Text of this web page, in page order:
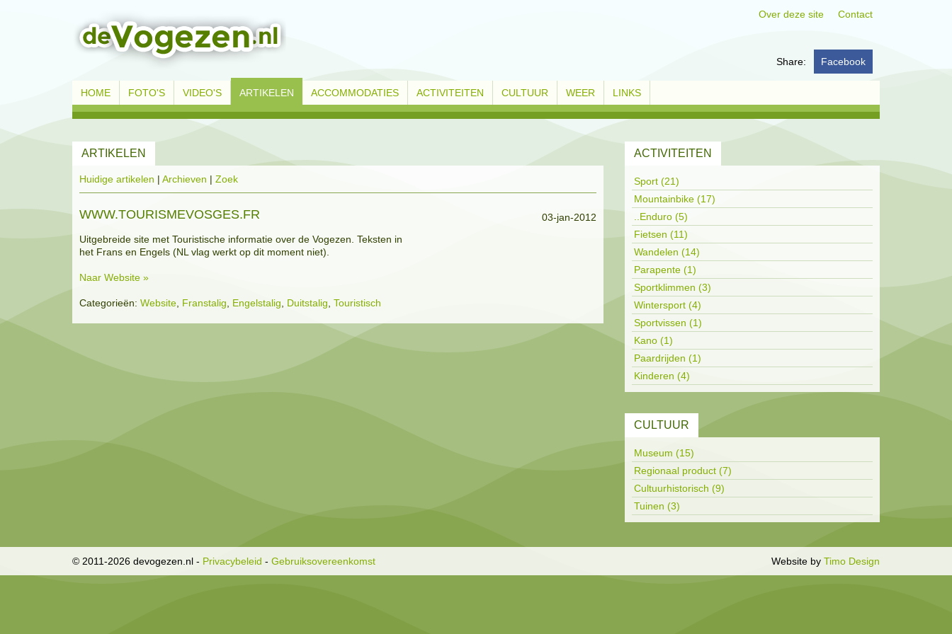
Over deze site Contact
Share: Facebook
HOME FOTO'S VIDEO'S ARTIKELEN ACCOMMODATIES ACTIVITEITEN CULTUUR WEER LINKS
ARTIKELEN
Huidige artikelen | Archieven | Zoek
WWW.TOURISMEVOSGES.FR
03-jan-2012
Uitgebreide site met Touristische informatie over de Vogezen. Teksten in
het Frans en Engels (NL vlag werkt op dit moment niet).
Naar Website »
Categorieën: Website Franstalig Engelstalig Duitstalig Touristisch
ACTIVITEITEN
Sport (21)
Mountainbike (17)
..Enduro (5)
Fietsen (11)
Wandelen (14)
Parapente (1)
Sportklimmen (3)
Wintersport (4)
Sportvissen (1)
Kano (1)
Paardrijden (1)
Kinderen (4)
CULTUUR
Museum (15)
Regionaal product (7)
Cultuurhistorisch (9)
Tuinen (3)
© 2011-2026 devogezen.nl - Privacybeleid - Gebruiksovereenkomst Website by Timo Design